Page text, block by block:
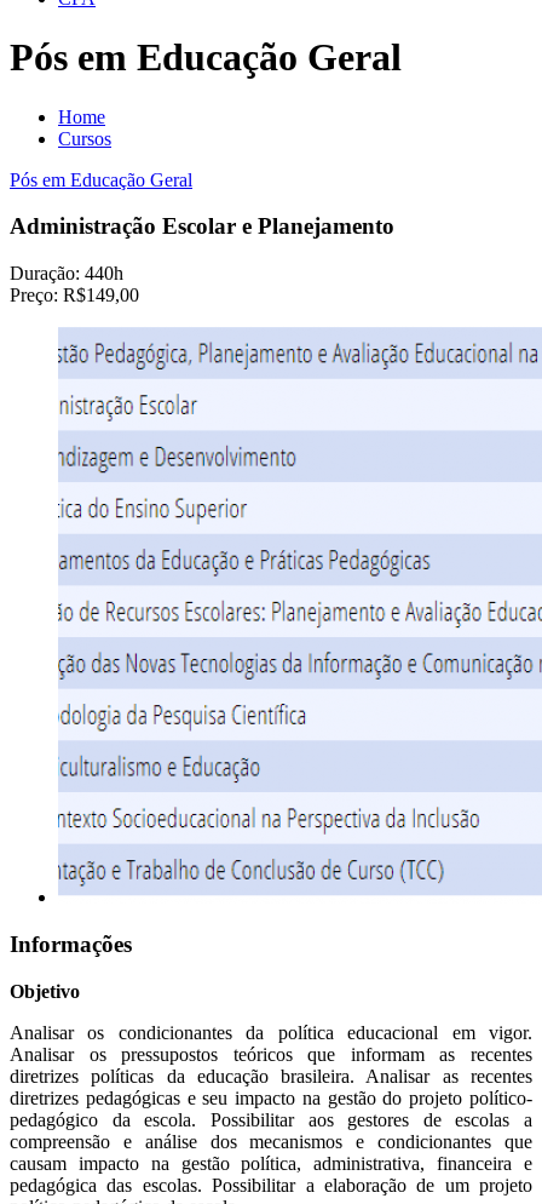
Pós em Educação Geral
Home
Cursos
Pós em Educação Geral
Administração Escolar e Planejamento
Duração: 440h
Preço: R$149,00
Informações
Objetivo
Analisar os condicionantes da política educacional em vigor.
Analisar os pressupostos teóricos que informam as recentes
diretrizes políticas da educação brasileira. Analisar as recentes
diretrizes pedagógicas e seu impacto na gestão do projeto político-
pedagógico da escola. Possibilitar aos gestores de escolas a
compreensão e análise dos mecanismos e condicionantes que
causam impacto na gestão política, administrativa, financeira e
pedagógica das escolas. Possibilitar a elaboração de um projeto